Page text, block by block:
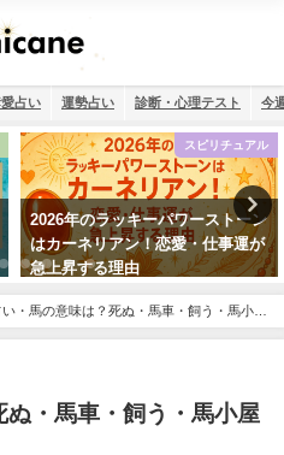
占い 運勢占い 診断・心理テスト 今
スピリチュアル
キーパワーストーン
！恋愛・仕事運が
【2026年】12
・馬の意味は？死ぬ・馬車・飼う・馬小屋
・馬車・飼う・馬小屋